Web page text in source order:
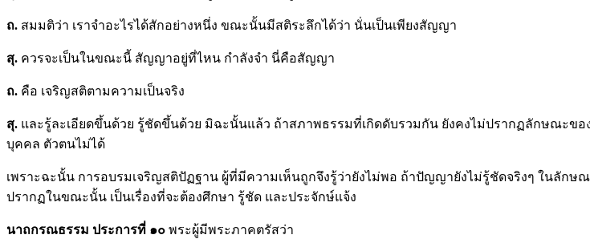
ถ. สมมติว่า เราจำอะไรได้สักอย่างหนึ่ง ขณะนั้นมีสติระลึกได้ว่า นั่นเป็นเพียงสัญญา
สุ. ควรจะเป็นในขณะนี้ สัญญาอยู่ที่ไหน กำลังจำ นี่คือสัญญา
ถ. คือ เจริญสติตามความเป็นจริง
สุ. และรู้ละเอียดขึ้นด้วย รู้ชัดขึ้นด้วย มิฉะนั้นแล้ว ถ้าสภาพธรรมที่เกิดดับรวมกัน ยังคงไม่ปรากฏลักษณะข
บุคคล ตัวตนไม่ได้
เพราะฉะนั้น การอบรมเจริญสติปัฏฐาน ผู้ที่มีความเห็นถูกจึงรู้ว่ายังไม่พอ ถ้าปัญญายังไม่รู้ชัดจริงๆ ในลัก
ปรากฏในขณะนั้น เป็นเรื่องที่จะต้องศึกษา รู้ชัด และประจักษ์แจ้ง
นาถกรณธรรม ประการที่ ๑๐ พระผู้มีพระภาคตรัสว่า